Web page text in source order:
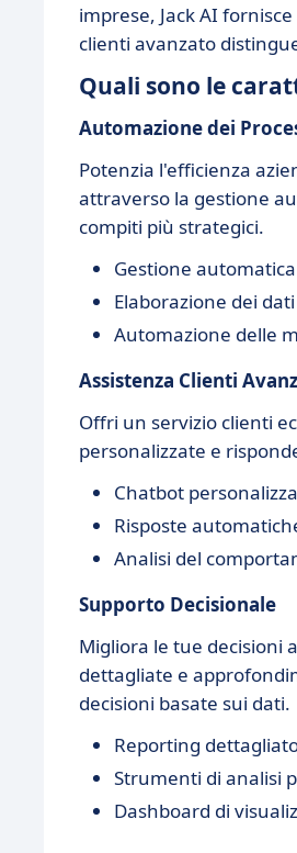
imprese, Jack AI
clienti avanzato
Quali sono le
Automazione dei
Potenzia l'efficienza
attraverso la gestione
compiti più strategici.
Gestione
Elaborazione dei
Automazione delle
Assistenza Clienti
Offri un servizio clienti
personalizzate e
Chatbot
Risposte
Analisi del
Supporto Decisionale
Migliora le tue decisioni
dettagliate e
decisioni basate sui dati.
Reporting
Strumenti di analisi
Dashboard di